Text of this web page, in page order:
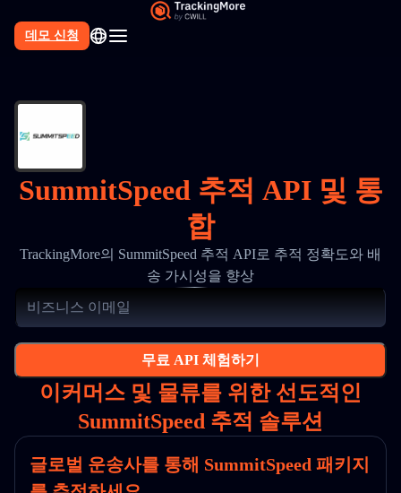
데모 신청
SummitSpeed 추적 API 및 통
합
TrackingMore의 SummitSpeed 추적 API로 추적 정확도와 배
송 가시성을 향상
무료 API 체험하기
이커머스 및 물류를 위한 선도적인
SummitSpeed 추적 솔루션
글로벌 운송사를 통해 SummitSpeed 패키지